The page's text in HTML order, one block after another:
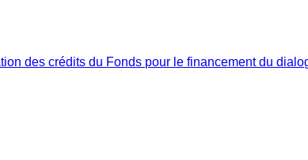
des crédits du Fonds pour le financement du